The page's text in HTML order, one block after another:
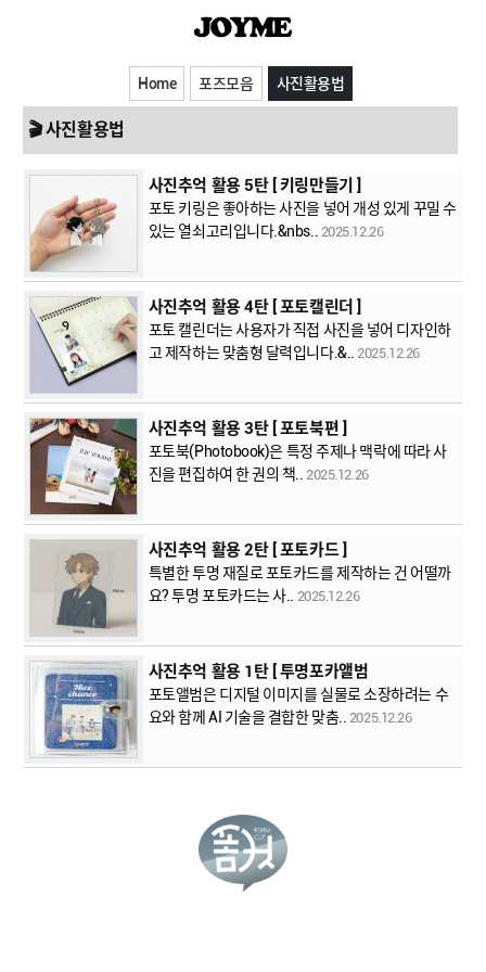
Home 포즈모음 사진활용법
🎬 사진활용법
사진추억 활용 5탄 [ 키링만들기 ]
포토 키링은 좋아하는 사진을 넣어 개성 있게 꾸밀 수
있는 열쇠고리입니다.&nbs.. 2025.12.26
사진추억 활용 4탄 [ 포토캘린더 ]
포토 캘린더는 사용자가 직접 사진을 넣어 디자인하
고 제작하는 맞춤형 달력입니다.&.. 2025.12.26
사진추억 활용 3탄 [ 포토북편 ]
포토북(Photobook)은 특정 주제나 맥락에 따라 사
진을 편집하여 한 권의 책.. 2025.12.26
사진추억 활용 2탄 [ 포토카드 ]
특별한 투명 재질로 포토카드를 제작하는 건 어떨까
요? 투명 포토카드는 사.. 2025.12.26
사진추억 활용 1탄 [ 투명포카앨범
포토앨범은 디지털 이미지를 실물로 소장하려는 수
요와 함께 AI 기술을 결합한 맞춤.. 2025.12.26